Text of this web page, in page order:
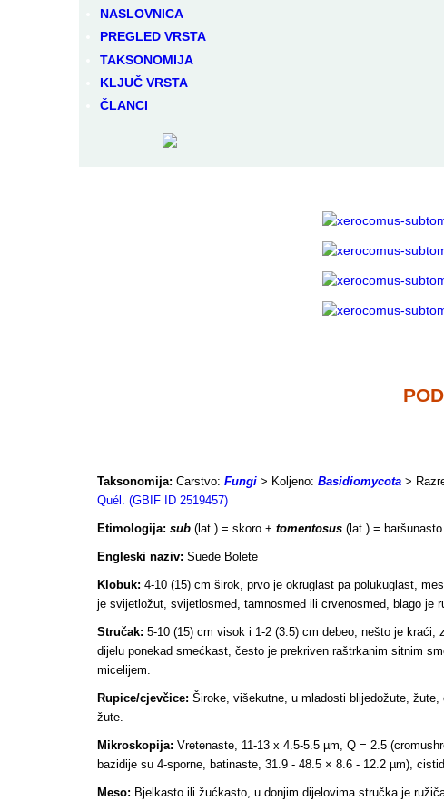
NASLOVNICA
PREGLED VRSTA
TAKSONOMIJA
KLJUČ VRSTA
ČLANCI
Taksonomija: Carstvo: Fungi > Koljeno: Basidiomycota >
Quél. (GBIF ID 2519457)
Etimologija: sub (lat.) = skoro + tomentosus (lat.) =
Engleski naziv: Suede Bolete
Klobuk: 4-10 (15) cm širok, prvo je okruglast pa polukuglast,
je svijetložut, svijetlosmeđ, tamnosmeđ ili crvenosmeđ, blago je
Stručak: 5-10 (15) cm visok i 1-2 (3.5) cm debeo, nešto je
dijelu ponekad smećkast, često je prekriven raštrkanim sitnim
micelijem.
Rupice/cjevčice: Široke, višekutne, u mladosti blijedožute,
žute.
Mikroskopija: Vretenaste, 11-13 x 4.5-5.5 µm, Q = 2.5
bazidije su 4-sporne, batinaste, 31.9 - 48.5 × 8.6 - 12.2 µm),
Meso: Bjelkasto ili žućkasto, u donjim dijelovima stručka je